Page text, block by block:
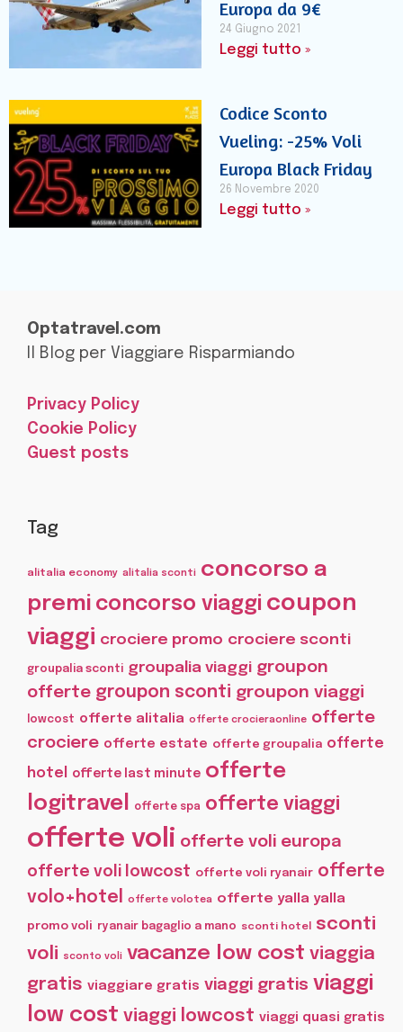
Europa da 9€
24 Giugno 2021
Leggi tutto »
Codice Sconto
Vueling: -25% Voli
Europa Black Friday
26 Novembre 2020
Leggi tutto »
Optatravel.com
Il Blog per Viaggiare Risparmiando
Privacy Policy
Cookie Policy
Guest posts
Tag
alitalia economy alitalia sconti concorso a
premi concorso viaggi coupon
viaggi crociere promo crociere sconti
groupalia sconti groupalia viaggi groupon
offerte groupon sconti groupon viaggi
lowcost offerte alitalia offerte crocieraonline offerte
crociere offerte estate offerte groupalia offerte
hotel
offerte last minute offerte
logitravel offerte spa offerte viaggi
offerte voli offerte voli europa
offerte voli lowcost offerte voli ryanair offerte
volo+hotel offerte volotea offerte yalla yalla
promo voli ryanair bagaglio a mano sconti hotel
sconti
voli
sconto voli vacanze low cost viaggia
gratis viaggiare gratis viaggi gratis viaggi
low cost viaggi lowcost viaggi quasi gratis